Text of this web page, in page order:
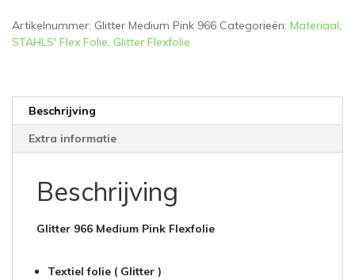
Artikelnummer: Glitter Medium Pink 966 Categorieën: Materiaal,
STAHLS' Flex Folie, Glitter Flexfolie
Beschrijving
Extra informatie
Beschrijving
Glitter 966 Medium Pink Flexfolie
Textiel folie ( Glitter )